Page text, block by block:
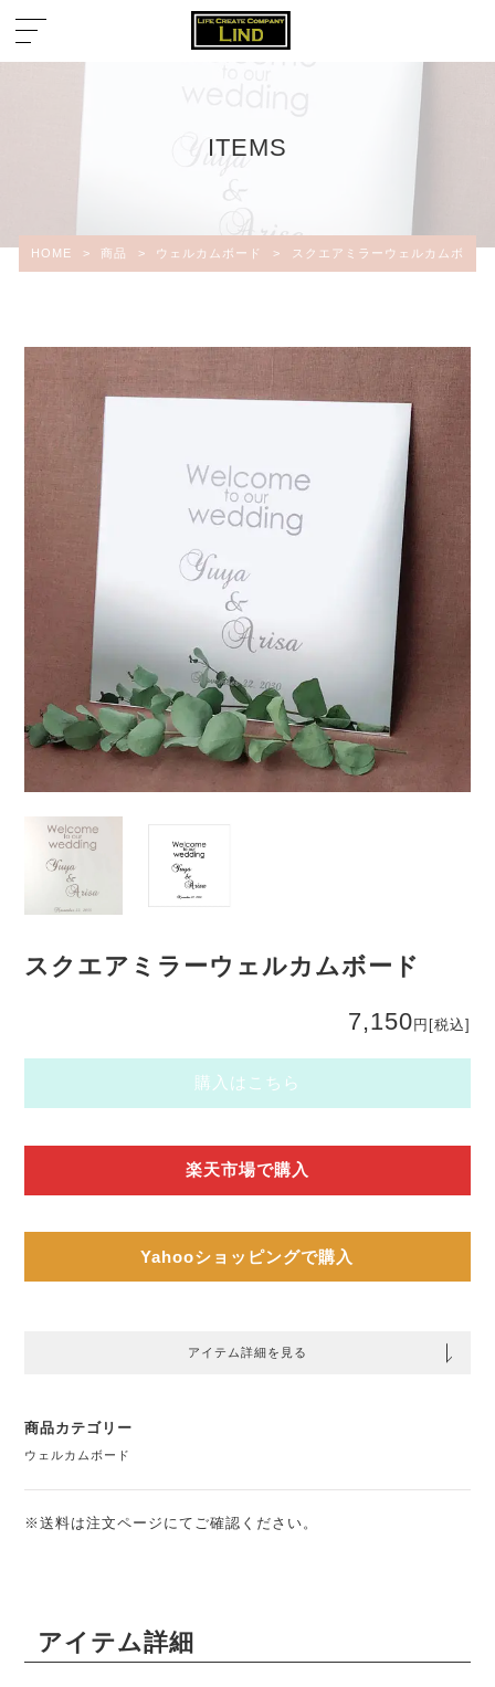
ITEMS
HOME > 商品 > ウェルカムボード > スクエアミラーウェルカムボード
スクエアミラーウェルカムボード
7,150 円 [税込]
購入はこちら
楽天市場で購入
Yahooショッピングで購入
アイテム詳細を見る
商品カテゴリー
ウェルカムボード
※送料は注文ページにてご確認ください。
アイテム詳細